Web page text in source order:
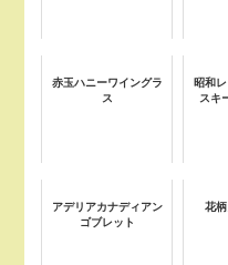
赤玉ハニーワイングラ
ス
昭和
スキ
アデリアカナディアン
ゴブレット
花